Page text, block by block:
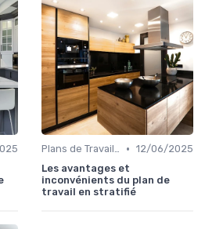
Plans de Travail en Stratifié • 12/06/2025
Les avantages et
inconvénients du plan de
travail en stratifié